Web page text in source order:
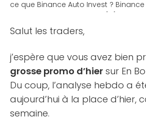
ce que Binance Auto Invest ?
Salut les traders,
j’espère que vous avez bien
grosse promo d’hier sur En
Du coup, l’analyse hebdo a
aujourd’hui à la place d’hier,
semaine.